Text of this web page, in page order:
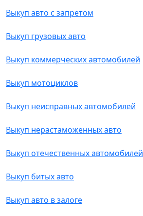
Выкуп авто с запретом
Выкуп грузовых авто
Выкуп коммерческих автомобилей
Выкуп мотоциклов
Выкуп неисправных автомобилей
Выкуп нерастаможенных авто
Выкуп отечественных автомобилей
Выкуп битых авто
Выкуп авто в залоге